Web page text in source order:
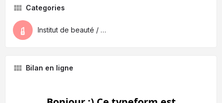
Categories
Institut de beauté / Spa / Médecin esthétique
Bilan en ligne